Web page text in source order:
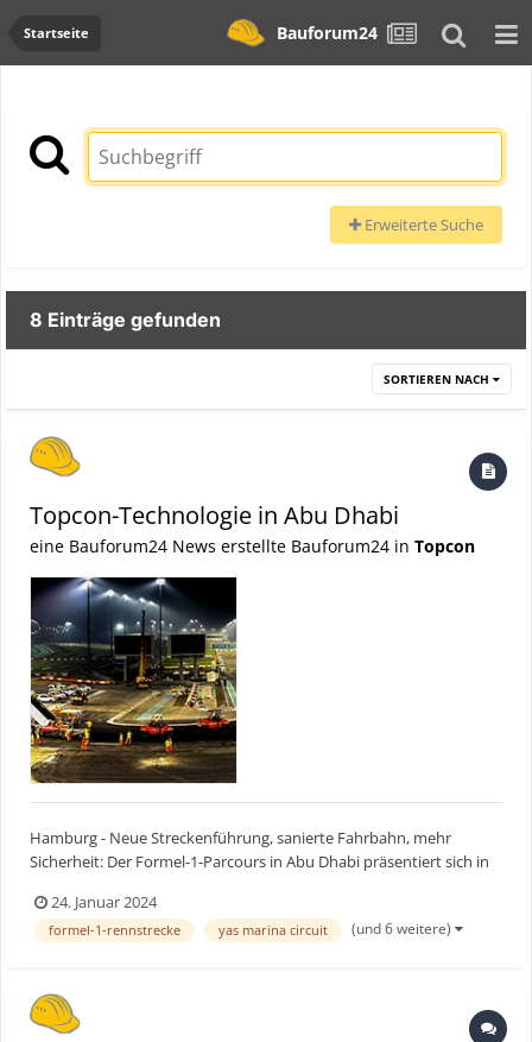
Startseite Bauforum24
Erweiterte Suche
8 Einträge gefunden
SORTIEREN NACH
Topcon-Technologie in Abu Dhabi
eine Bauforum24 News erstellte Bauforum24 in Topcon
Hamburg - Neue Streckenführung, sanierte Fahrbahn, mehr
Sicherheit: Der Formel-1-Parcours in Abu Dhabi präsentiert sich in
Tagen effizient mit der 3D-Technologie von Topcon umgesetzt.
Bauforum24 Artikel (24.08.2023): Topcon Technol...
24. Januar 2024
formel-1-rennstrecke yas marina circuit (und 6 weitere)